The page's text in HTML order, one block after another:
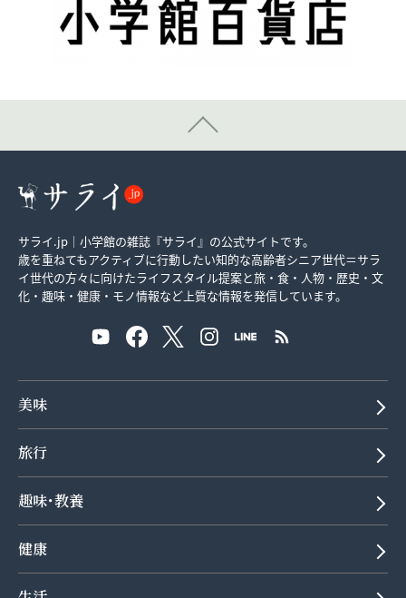
サライ.jp｜小学館の雑誌『サライ』の公式サイトです。
歳を重ねてもアクティブに行動したい知的な高齢者シニア世代＝サラ
イ世代の方々に向けたライフスタイル提案と旅・食・人物・歴史・文
化・趣味・健康・モノ情報など上質な情報を発信しています。
美味
旅行
趣味･教養
健康